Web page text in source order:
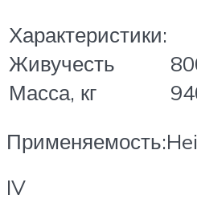
Характеристики:
Живучесть
Масса, кг
IV